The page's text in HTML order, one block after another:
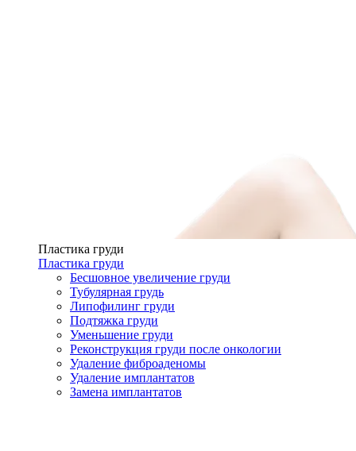
Пластика груди
Пластика груди
Бесшовное увеличение груди
Тубулярная грудь
Липофилинг груди
Подтяжка груди
Уменьшение груди
Реконструкция груди после онкологии
Удаление фиброаденомы
Удаление имплантатов
Замена имплантатов